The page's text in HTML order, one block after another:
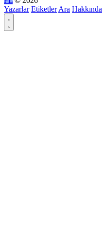
Yazarlar Etiketler Ara Hakkında